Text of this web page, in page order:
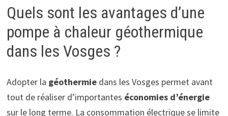
Quels sont les avantages d’une
pompe à chaleur géothermique
dans les Vosges ?
Adopter la géothermiedans les Vosges permet avant
tout de réaliser d’importantes économies d’énergie
sur le long terme. La consommation électrique se limite